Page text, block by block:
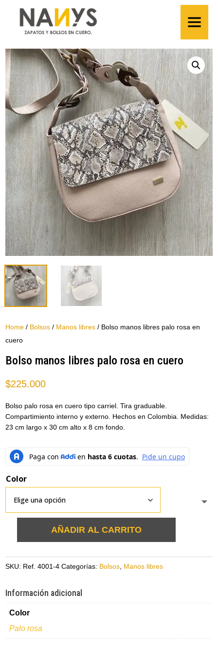
Home / Bolsos / Manos libres / Bolso manos libres palo rosa en
cuero
Bolso manos libres palo rosa en cuero
$225.000
Bolso palo rosa en cuero tipo carriel. Tira graduable.
Compartimiento interno y externo. Hechos en Colombia. Medidas:
23 cm largo x 30 cm alto x 8 cm fondo.
Color
libres
rosa
en
cuero
cantidad
AÑADIR AL CARRITO
SKU: Ref. 4001-4 Categorías: Bolsos, Manos libres
Información adicional
Color
Palo rosa